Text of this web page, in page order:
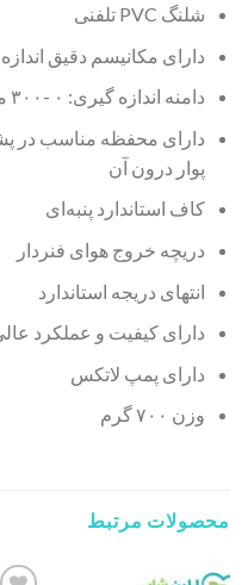
شلنگ PVC تلفنی
دارای مکانیسم دقیق
دامنه اندازه گیری: ۰ -۳۰۰ میلیلیتر جیوه
دارای محفظه مناسب در
پوار درون آن
کاف استاندارد پنبه‌ای
دریچه خروج هوای فنردار
انتهای دریجه استاندارد
دارای کیفیت و عملکرد
دارای پمپ لاتکس
وزن ۷۰۰ گرم
محصولات مرتبط